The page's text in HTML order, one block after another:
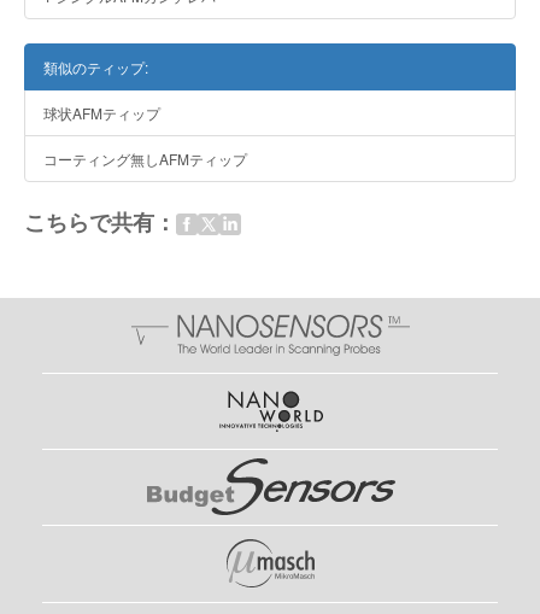
類似のティップ:
球状AFMティップ
コーティング無しAFMティップ
こちらで共有：